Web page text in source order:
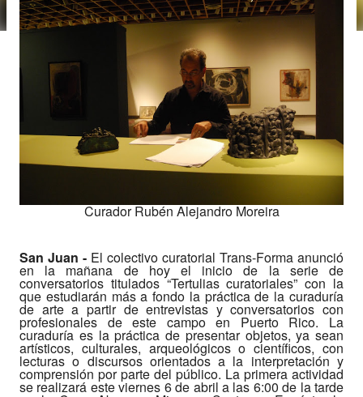
Curador Rubén Alejandro Moreira
San Juan - El colectivo curatorial Trans-Forma anunció
en la mañana de hoy el inicio de la serie de
conversatorios titulados “Tertulias curatoriales” con la
que estudiarán más a fondo la práctica de la curaduría
de arte a partir de entrevistas y conversatorios con
profesionales de este campo en Puerto Rico. La
curaduría es la práctica de presentar objetos, ya sean
artísticos, culturales, arqueológicos o científicos, con
lecturas o discursos orientados a la interpretación y
comprensión por parte del público. La primera actividad
se realizará este viernes 6 de abril a las 6:00 de la tarde